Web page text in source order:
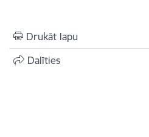
Drukāt lapu
Dalīties